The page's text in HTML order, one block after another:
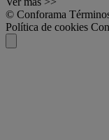
© Conforama
Política de cookies